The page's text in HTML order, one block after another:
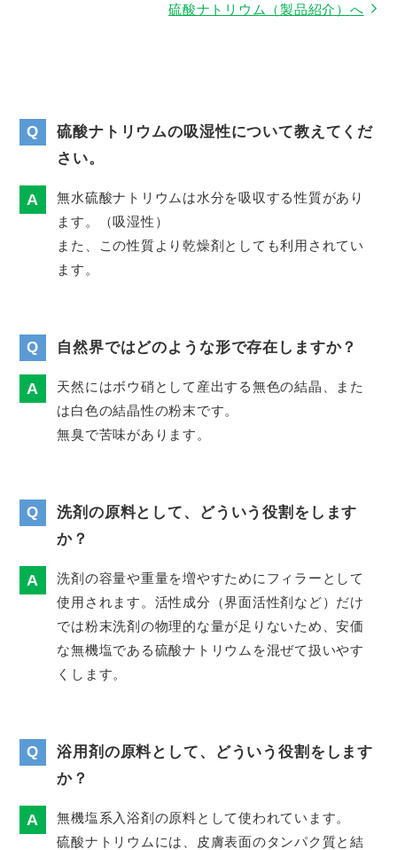
硫酸ナトリウム（製品紹介）へ
Q
硫酸ナトリウムの吸湿性について教えてくだ
さい。
無水硫酸ナトリウムは水分を吸収する性質があり
ます。（吸湿性）
また、この性質より乾燥剤としても利用されてい
ます。
Q 自然界ではどのような形で存在しますか？
天然にはボウ硝として産出する無色の結晶、また
は白色の結晶性の粉末です。
無臭で苦味があります。
Q
洗剤の原料として、どういう役割をします
か？
洗剤の容量や重量を増やすためにフィラーとして
使用されます。活性成分（界面活性剤など）だけ
では粉末洗剤の物理的な量が足りないため、安価
な無機塩である硫酸ナトリウムを混ぜて扱いやす
くします。
Q
浴用剤の原料として、どういう役割をします
か？
無機塩系入浴剤の原料として使われています。
硫酸ナトリウムには、皮膚表面のタンパク質と結